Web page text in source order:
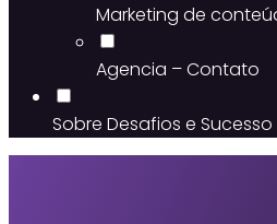
Marketing de
Agencia – Contato
Sobre Desafios e Sucesso